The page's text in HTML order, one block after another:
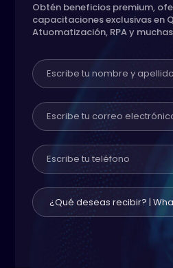
Obtén beneficios premium,
capacitaciones exclusivas en
Atuomatización, RPA y